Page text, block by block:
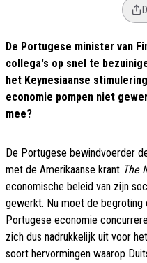
De Portugese minister van
collega's op snel te
het Keynesiaanse
economie pompen niet
mee?
De Portugese bewindvoerder
met de Amerikaanse krant The
economische beleid van zijn
gewerkt. Nu moet de
Portugese economie
zich dus nadrukkelijk uit voor
soort hervormingen waarop